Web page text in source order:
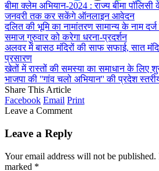
बीमा क्लेम अभियान-2024 : राज्य बीमा
जनवरी तक कर सकेंगे ऑनलाइन आवेदन
दलित की भूमि का नामांतरण सामान्य के नाम
समाज गुरुवार को करेगा धरना-प्रदर्शन
अलवर में बासठ मंदिरों की साफ सफाई, सात
प्रसारण
खेतों में रास्तों की समस्या का समाधान के लिए
भाजपा की ''गांव चलो अभियान'' की प्रदेश
Share This Article
Facebook Email Print
Leave a Comment
Leave a Reply
Your email address will not be published.
marked *